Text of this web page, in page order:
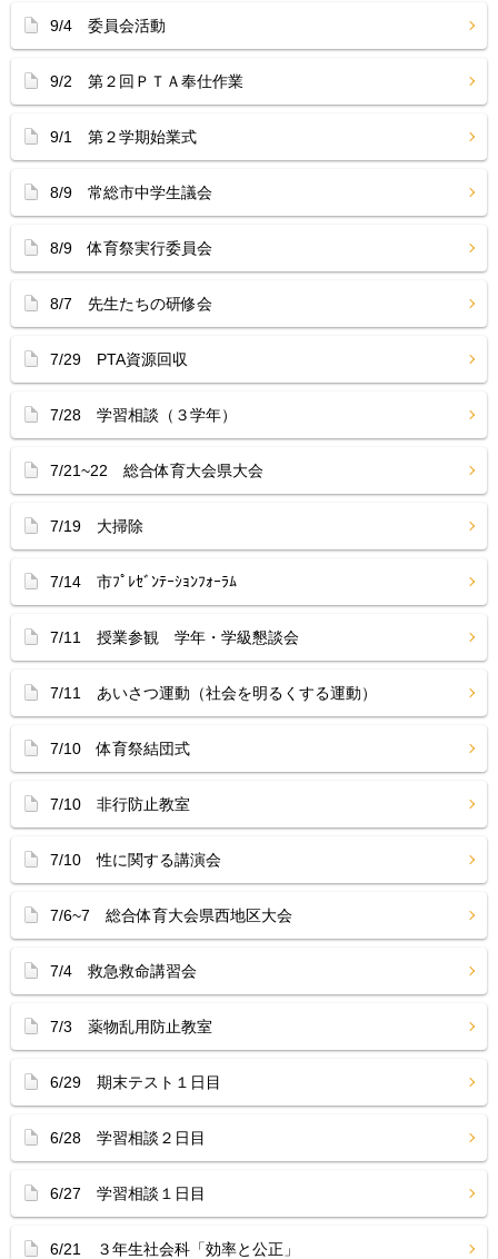
9/4 委員会活動
9/2 第２回ＰＴＡ奉仕作業
9/1 第２学期始業式
8/9 常総市中学生議会
8/9 体育祭実行委員会
8/7 先生たちの研修会
7/29 PTA資源回収
7/28 学習相談（３学年）
7/21~22 総合体育大会県大会
7/19 大掃除
7/14 市ﾌﾟﾚｾﾞﾝﾃｰｼｮﾝﾌｫｰﾗﾑ
7/11 授業参観 学年・学級懇談会
7/11 あいさつ運動（社会を明るくする運動）
7/10 体育祭結団式
7/10 非行防止教室
7/10 性に関する講演会
7/6~7 総合体育大会県西地区大会
7/4 救急救命講習会
7/3 薬物乱用防止教室
6/29 期末テスト１日目
6/28 学習相談２日目
6/27 学習相談１日目
6/21 ３年生社会科「効率と公正」